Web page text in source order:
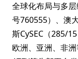
全球化布局与多
号760555）、澳
斯CySEC（285/
欧洲、亚洲、非